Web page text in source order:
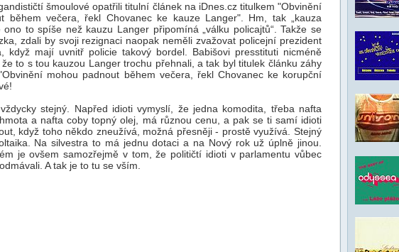
šmoulové opatřili titulní článek na iDnes.cz titulkem "Obvinění
během večera, řekl Chovanec ke kauze Langer". Hm, tak „kauza
ono to spíše než kauzu Langer připomíná „válku policajtů“. Takže se
zdali by svoji rezignaci naopak neměli zvažovat policejní prezident
když mají uvnitř policie takový bordel. Babišovi presstituti nicméně
to s tou kauzou Langer trochu přehnali, a tak byl titulek článku záhy
mohou padnout během večera, řekl Chovanec ke korupční
stejný. Napřed idioti vymyslí, že jedna komodita, třeba nafta
a nafta coby topný olej, má různou cenu, a pak se ti samí idioti
když toho někdo zneužívá, možná přesněji - prostě využívá. Stejný
Na silvestra to má jednu dotaci a na Nový rok už úplně jinou.
je ovšem samozřejmě v tom, že političtí idioti v parlamentu vůbec
A tak je to tu se vším.